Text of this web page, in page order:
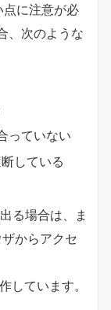
点に注意が必
、次のような
っていない
している
る場合は、ま
からアクセ
しています。